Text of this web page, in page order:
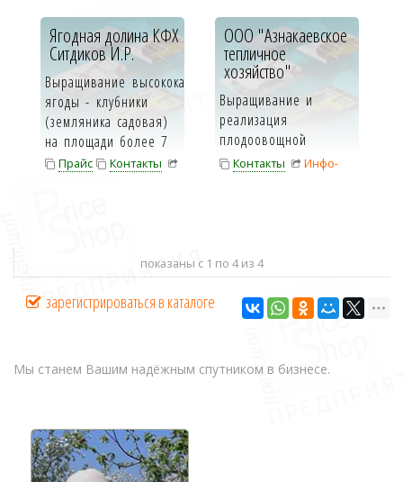
Ягодная долина КФХ
Ситдиков И.Р.
Выращивание высококачественной
ягоды - клубники
(земляника садовая)
на площади более 7
гек...Прайс
Контакты
ООО "Азнакаевское
тепличное
хозяйство"
Выращивание и
реализация
плодоовощной
продукции.
Контакты
Инфо-
показаны с 1 по 4 из 4
зарегистрироваться в каталоге
Мы станем Вашим надёжным спутником в бизнесе.